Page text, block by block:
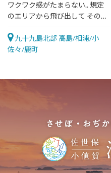
ワクワク感がたまらない.. 規定
のエリアから飛び出して その先
の世界へ漕ぎ出そう！
九十九島北部 高島/相浦/小
佐々/鹿町